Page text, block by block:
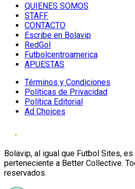
QUIENES SOMOS
STAFF
CONTACTO
Escribe en Bolavip
RedGol
Futbolcentroamerica
APUESTAS
Términos y Condiciones
Políticas de Privacidad
Política Editorial
Ad Choices
Bolavip, al igual que Futbol Sites, es
perteneciente a Better Collective.
reservados.